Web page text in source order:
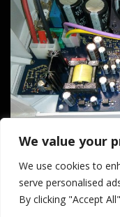
We value your
We use cookies to
serve personalised
By clicking "Accept